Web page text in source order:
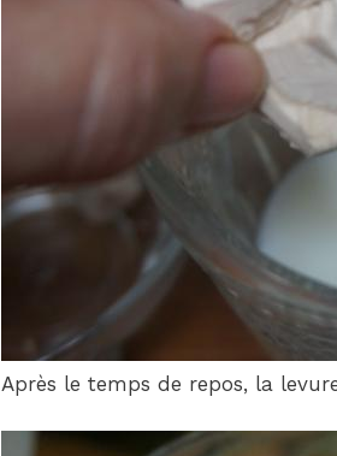
Après le temps de repos, la